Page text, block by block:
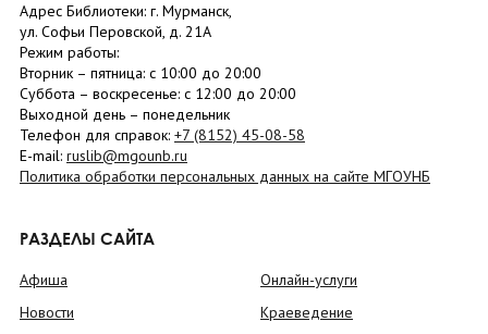
Адрес Библиотеки: г. Мурманск,
ул. Софьи Перовской, д. 21А
Режим работы:
Вторник – пятница: с 10:00 до 20:00
Суббота – воскресенье: c 12:00 до 20:00
Выходной день – понедельник
Телефон для справок: +7 (8152) 45-08-58
E-mail: ruslib@mgounb.ru
Политика обработки персональных данных на сайте МГОУНБ
РАЗДЕЛЫ САЙТА
Афиша
Новости
Онлайн-услуги
Краеведение